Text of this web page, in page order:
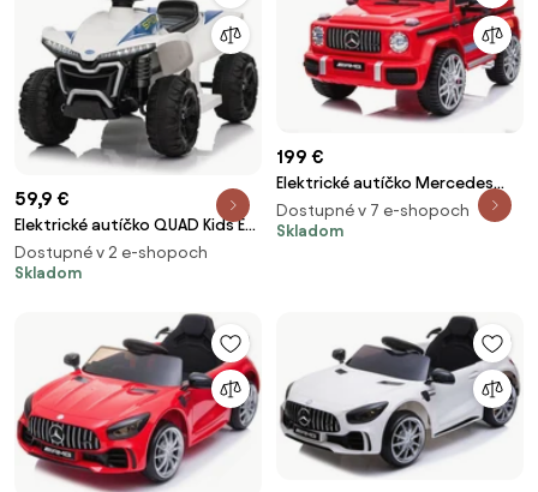
59,9 €
Elektrické autíčko QUAD Kids E-
ATV biele
Dostupné v 2 e-shopoch
Skladom
199 €
Elektrické autíčko Mercedes
G63 červené
Dostupné v 7 e-shopoch
Skladom